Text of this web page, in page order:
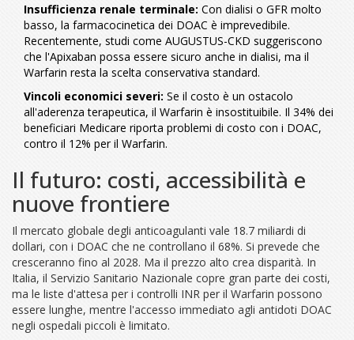
Insufficienza renale terminale: Con dialisi o GFR molto
basso, la farmacocinetica dei DOAC è imprevedibile.
Recentemente, studi come AUGUSTUS-CKD suggeriscono
che l'Apixaban possa essere sicuro anche in dialisi, ma il
Warfarin resta la scelta conservativa standard.
Vincoli economici severi: Se il costo è un ostacolo
all'aderenza terapeutica, il Warfarin è insostituibile. Il 34% dei
beneficiari Medicare riporta problemi di costo con i DOAC,
contro il 12% per il Warfarin.
Il futuro: costi, accessibilità e
nuove frontiere
Il mercato globale degli anticoagulanti vale 18.7 miliardi di
dollari, con i DOAC che ne controllano il 68%. Si prevede che
cresceranno fino al 2028. Ma il prezzo alto crea disparità. In
Italia, il Servizio Sanitario Nazionale copre gran parte dei costi,
ma le liste d'attesa per i controlli INR per il Warfarin possono
essere lunghe, mentre l'accesso immediato agli antidoti DOAC
negli ospedali piccoli è limitato.